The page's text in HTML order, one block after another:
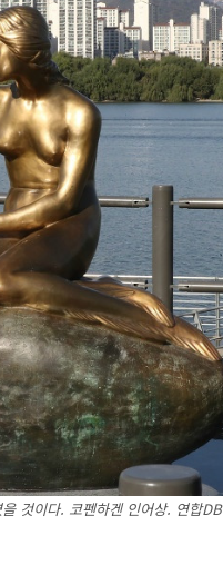
것이다. 코펜하겐 인어상. 연합DB